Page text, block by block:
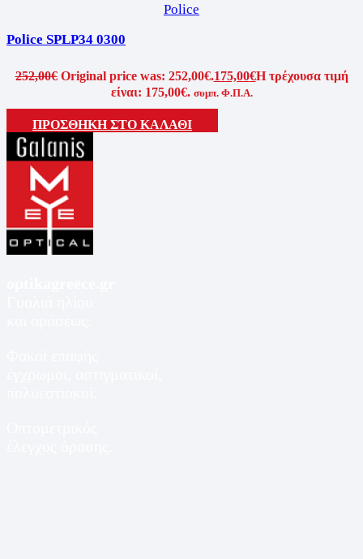
Police
Police SPLP34 0300
252,00€ Original price was: 252,00€.175,00€Η τρέχουσα τιμή
είναι: 175,00€. συμπ. Φ.Π.Α.
ΠΡΟΣΘΗΚΗ ΣΤΟ ΚΑΛΑΘΙ